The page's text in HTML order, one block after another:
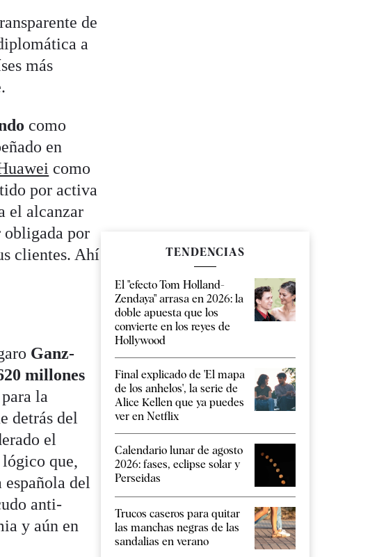
de
a
más
como
en
como
por activa
el alcanzar
obligada por
clientes. Ahí
Ganz-
millones
la
detrás del
el
que,
del
anti-
y aún en
TENDENCIAS
El "efecto Tom Holland-
Zendaya" arrasa en 2026: la
doble apuesta que los
convierte en los reyes de
Hollywood
Final explicado de 'El mapa
de los anhelos', la serie de
Alice Kellen que ya puedes
ver en Netflix
Calendario lunar de agosto
2026: fases, eclipse solar y
Perseidas
Trucos caseros para quitar
las manchas negras de las
sandalias en verano